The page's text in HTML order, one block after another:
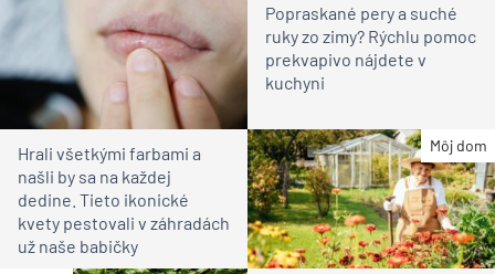
Popraskané pery a suché
ruky zo zimy? Rýchlu pomoc
prekvapivo nájdete v
kuchyni
Môj dom
Hrali všetkými farbami a
našli by sa na každej
dedine. Tieto ikonické
kvety pestovali v záhradách
už naše babičky